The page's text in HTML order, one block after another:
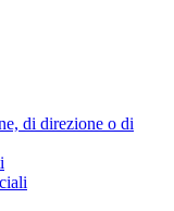
di direzione o di